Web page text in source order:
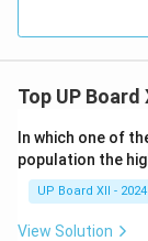
Top UP
In which one of
population the
UP Board XII - 2024
View Solution